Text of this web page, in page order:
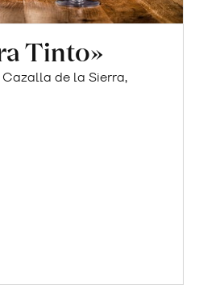
Tinto»
de la Sierra,